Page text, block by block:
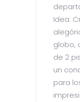
Idea:
globo,
de 2
un
para